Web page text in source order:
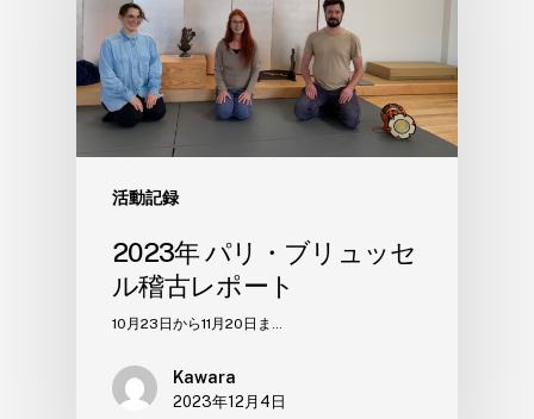
活動記録
2023年 パリ・ブリュッセ
ル稽古レポート
10月23日から11月20日ま…
Kawara
2023年12月4日